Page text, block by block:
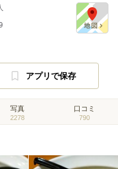
アプリで保存
写真
2278
口コミ
790